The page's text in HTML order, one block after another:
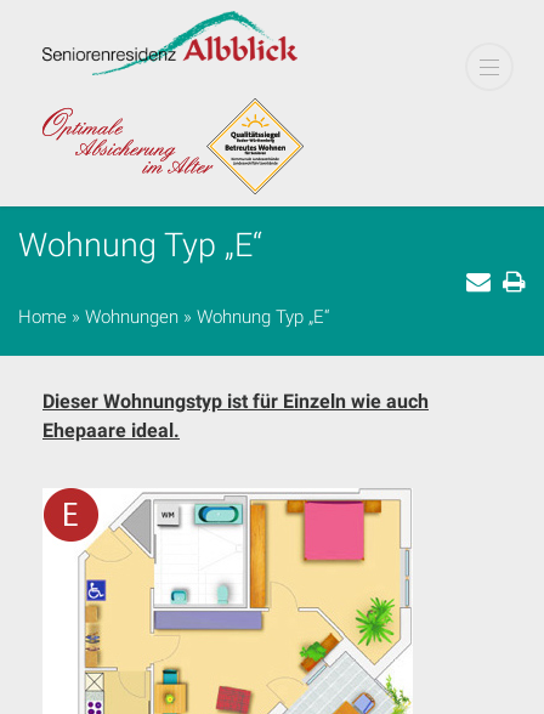
Wohnung Typ „E“
Home » Wohnungen » Wohnung Typ „E“
Dieser Wohnungstyp ist für Einzeln wie auch
Ehepaare ideal.